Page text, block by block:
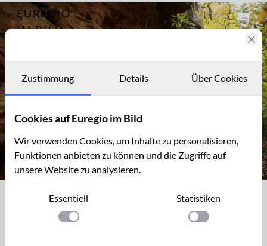
EUREGIO
IM BILD
Archiv
Kontakt
Archiv
7279
Bruch
Kordel
Die Kaulay, ein Sandsteinfelsen bei
Kordel (Eifelsteig)
Zustimmung Details Über Cookies
Cookies auf Euregio im Bild
Wir verwenden Cookies, um Inhalte zu personalisieren,
Funktionen anbieten zu können und die Zugriffe auf
unsere Website zu analysieren.
Essentiell
Einstellung anwenden
Statistiken
Einstellung